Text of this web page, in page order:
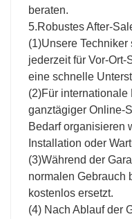
beraten.
5.Robustes After-
(1)Unsere
jederzeit für Vor-Ort-
eine schnelle
(2)Für
ganztägiger Online-
Bedarf organisieren
Installation oder
(3)Während der
normalen Gebrauch
kostenlos ersetzt.
(4) Nach Ablauf der